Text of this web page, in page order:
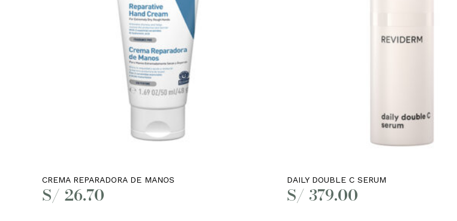
Leer más
CREMA REPARADORA DE MANOS
S/ 26.70
Añadir al carrito
DAILY DOUBLE C SERUM
S/ 379.00